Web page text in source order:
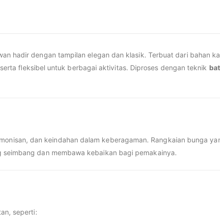
hadir dengan tampilan elegan dan klasik. Terbuat dari bahan
fleksibel untuk berbagai aktivitas. Diproses dengan teknik
dan keindahan dalam keberagaman. Rangkaian bunga
dan membawa kebaikan bagi pemakainya.
seperti: